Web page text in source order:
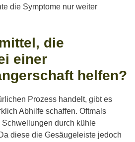
die Symptome nur weiter
die
einer
helfen?
Prozess handelt, gibt es
Abhilfe schaffen. Oftmals
Schwellungen durch kühle
diese die Gesäugeleiste jedoch